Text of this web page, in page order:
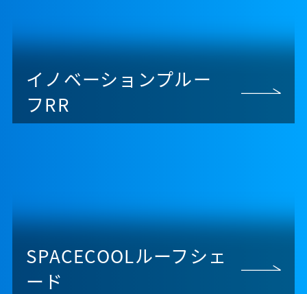
イノベーションプルー
フRR
SPACECOOLルーフシェ
ード